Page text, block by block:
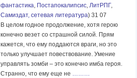
фантастика, Постапокалипсис, ЛитРПГ,
Самиздат, сетевая литература) 31 07
В целом годное продолжение, хотя герою
конечно везет со страшной силой. Прям
кажется, что ему поддаются враги, но это
только улучшает повествование. Умение
управлять зомби – это конечно имба героя.
Странно, что ему еще не ………